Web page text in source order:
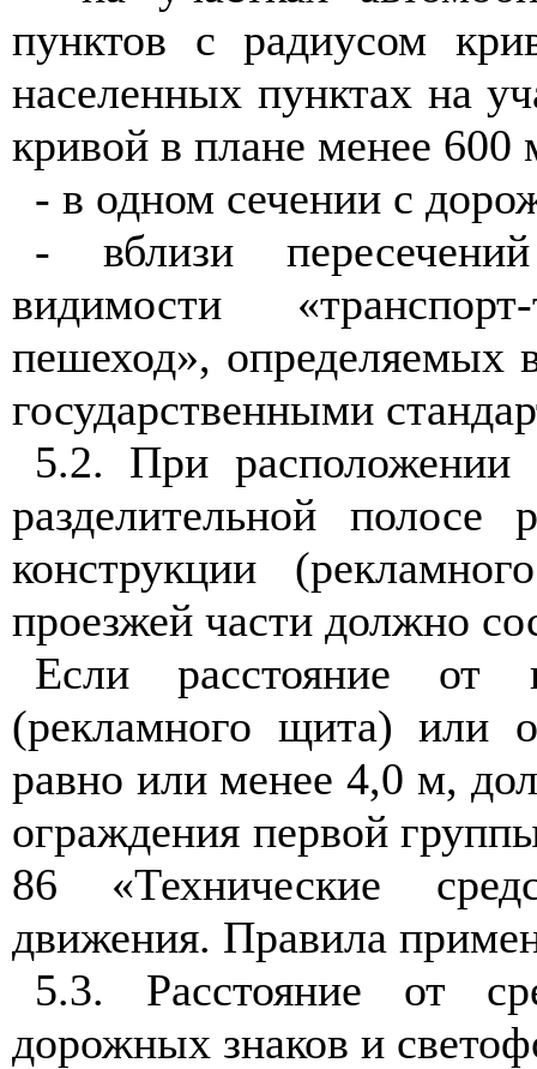
пунктов с радиусом
населенных пунктах на
кривой в плане менее 600
- в одном сечении с
- вблизи
видимости
пешеход», определяемых
государственными
5.2. При расположении
разделительной полосе
конструкции
проезжей части должно
Если расстояние от
(рекламного щита) или
равно или менее 4,0 м,
ограждения первой
86 «Технические
движения. Правила
5.3. Расстояние от
дорожных знаков и